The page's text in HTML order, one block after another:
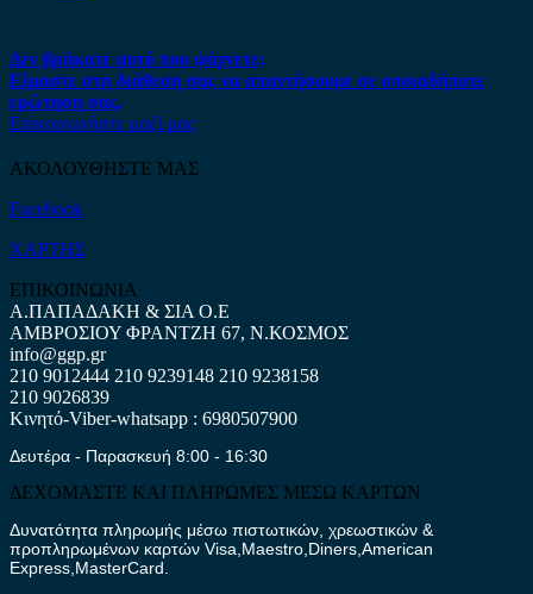
Δεν βρήκατε αυτό που ψάχνετε;
Είμαστε στη διάθεση σας να απαντήσουμε σε οποιαδήποτε
ερώτηση σας.
Επικοινωνήστε μαζί μας
ΑΚΟΛΟΥΘΗΣΤΕ ΜΑΣ
Facebook
ΧΑΡΤΗΣ
ΕΠΙΚΟΙΝΩΝΙΑ
Α.ΠΑΠΑΔΑΚΗ & ΣΙΑ Ο.Ε
ΑΜΒΡΟΣΙΟΥ ΦΡΑΝΤΖΗ 67, Ν.ΚΟΣΜΟΣ
info@ggp.gr
210 9012444 210 9239148 210 9238158
210 9026839
Κινητό-Viber-whatsapp : 6980507900
Δευτέρα - Παρασκευή 8:00 - 16:30
ΔΕΧΟΜΑΣΤΕ ΚΑΙ ΠΛΗΡΩΜΕΣ ΜΕΣΩ ΚΑΡΤΩΝ
Δυνατότητα πληρωμής μέσω πιστωτικών, χρεωστικών &
προπληρωμένων καρτών Visa,Maestro,Diners,American
Express,MasterCard.